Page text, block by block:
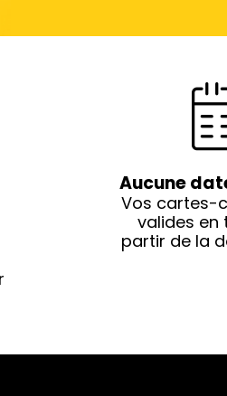
Aucune
Vos cartes-
valides en
partir de la